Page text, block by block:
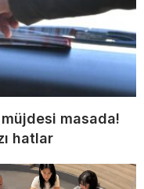
masada!
hatlar